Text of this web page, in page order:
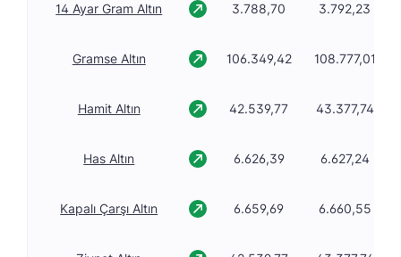
14 Ayar Gram Altın 3.788,70 3.792,23
Gramse Altın 106.349,42 108.777,01
Hamit Altın 42.539,77 43.377,74
Has Altın 6.626,39 6.627,24
Kapalı Çarşı Altın 6.659,69 6.660,55